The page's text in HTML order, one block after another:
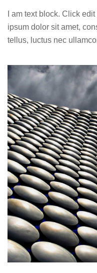
I am text block. Click
ipsum dolor sit amet,
tellus, luctus nec